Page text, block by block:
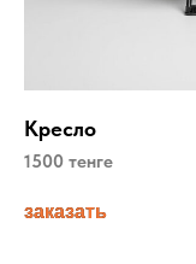
Кресло
1500 тенге
заказать